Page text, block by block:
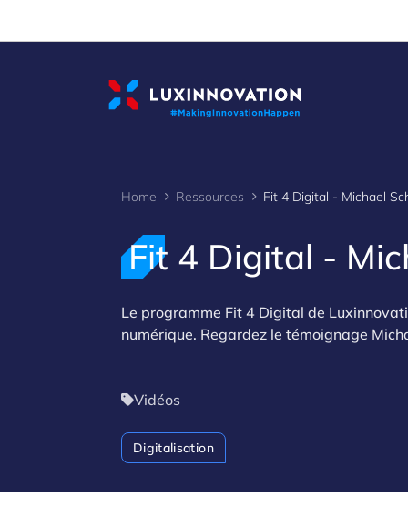
Home Ressources
Fit 4 Digital -
Le programme Fit 4 Digital de
numérique. Regardez le témoignage
Vidéos
Digitalisation